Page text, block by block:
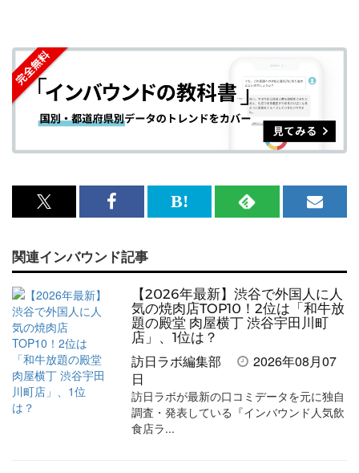
x<br>
記
事
を
シ
ェ
ア
Facebook<br>
記
は
ブ
ッ
ク
マ
ー
ク
RSS
事
を
購
読
す
る
メ
ガ
登
録
す
る
関連インバウンド記事
【2026年最新】渋谷で外国人に人
気の焼肉店TOP10！2位は「和牛放
題の殿堂 肉屋横丁 渋谷宇田川町
店」、1位は？
訪日ラボ編集部
2026年08月07
日
訪日ラボが最新の口コミデータを元に独自
調査・発表している『インバウンド人気飲
食店ラ...